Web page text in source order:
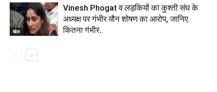
खेल
Vinesh Phogat व लड़कियों का कुश्ती संघ के
अध्यक्ष पर गंभीर यौन शोषण का आरोप, जानिए
कितना गंभीर..